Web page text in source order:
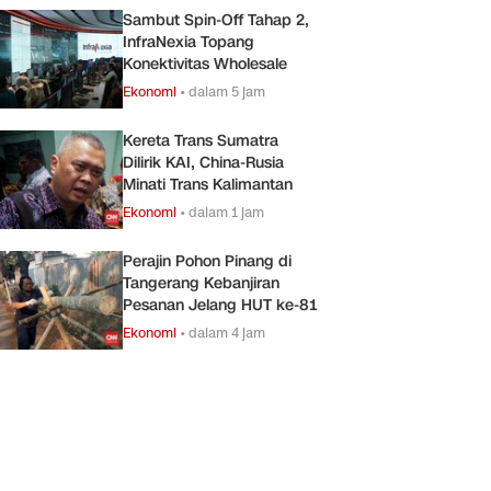
Sambut Spin-Off Tahap 2,
InfraNexia Topang
Konektivitas Wholesale
Ekonomi •dalam 5 jam
Kereta Trans Sumatra
Dilirik KAI, China-Rusia
Minati Trans Kalimantan
Ekonomi •dalam 1 jam
Perajin Pohon Pinang di
Tangerang Kebanjiran
Pesanan Jelang HUT ke-81
Ekonomi •dalam 4 jam